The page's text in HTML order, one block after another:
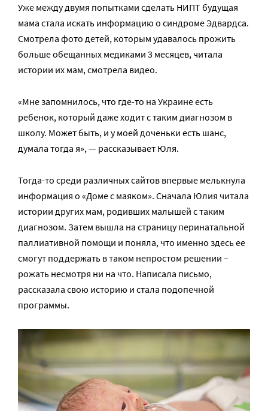
Уже между двумя попытками сделать НИПТ будущая
мама стала искать информацию о синдроме Эдвардса.
Смотрела фото детей, которым удавалось прожить
больше обещанных медиками 3 месяцев, читала
истории их мам, смотрела видео.
«Мне запомнилось, что где-то на Украине есть
ребенок, который даже ходит с таким диагнозом в
школу. Может быть, и у моей доченьки есть шанс,
думала тогда я», — рассказывает Юля.
Тогда-то среди различных сайтов впервые мелькнула
информация о «Доме с маяком». Сначала Юлия читала
истории других мам, родивших малышей с таким
диагнозом. Затем вышла на страницу перинатальной
паллиативной помощи и поняла, что именно здесь ее
смогут поддержать в таком непростом решении –
рожать несмотря ни на что. Написала письмо,
рассказала свою историю и стала подопечной
программы.